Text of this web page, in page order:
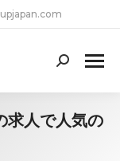
Search:
人で人気の